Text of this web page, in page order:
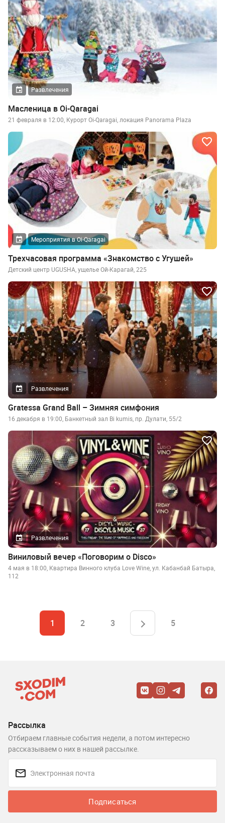
Развлечения
Масленица в Oi-Qaragai
21 февраля в 12:00, Курорт Oi-Qaragai, локация Panorama Plaza
Мероприятия в Oi-Qaragai
Трехчасовая программа «Знакомство с Угушей»
Детский центр UGUSHA, ущелье Ой-Карагай, 225
Развлечения
Gratessa Grand Ball – Зимняя симфония
16 декабря в 19:00, Банкетный зал Bi kumis, пр. Дулати, 55/2
Развлечения
Виниловый вечер «Поговорим о Disco»
4 мая в 18:00, Квартира Винного клуба Love Wine, ул. Кабанбай Батыра,
112
1 2 3 5
Рассылка
Отбираем главные события недели, а потом интересно
рассказываем о них в нашей рассылке.
Подписаться